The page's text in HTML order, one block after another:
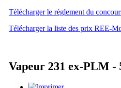
Télécharger le réglement du
Télécharger la liste des prix REE-
Vapeur 231 ex-PLM -